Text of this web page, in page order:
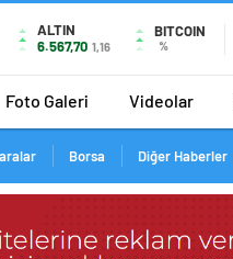
ALTIN
6.567,70 1,16
BITCOIN
%
Foto Galeri Videolar
Borsa Diğer Haberler